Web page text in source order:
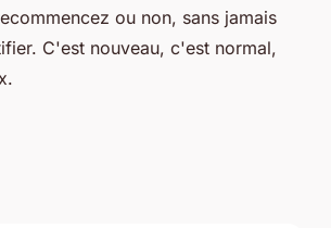
ou non, sans jamais
C'est nouveau, c'est normal,